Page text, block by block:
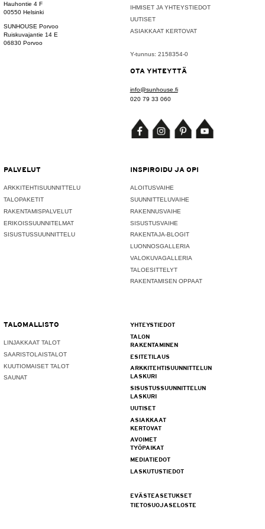
Hauhontie 4 F
00550 Helsinki
SUNHOUSE Porvoo
Ruiskuvajantie 14 E
06830 Porvoo
IHMISET JA YHTEYSTIEDOT
UUTISET
ASIAKKAAT KERTOVAT
Y-tunnus: 2158354-0
OTA YHTEYTTÄ
info@sunhouse.fi
020 79 33 060
PALVELUT
ARKKITEHTISUUNNITTELU
TALOPAKETIT
RAKENTAMISPALVELUT
ERIKOISSUUNNITELMAT
SISUSTUSSUUNNITTELU
INSPIROIDU JA OPI
ALOITUSVAIHE
SUUNNITTELUVAIHE
RAKENNUSVAIHE
SISUSTUSVAIHE
RAKENTAJA-BLOGIT
LUONNOSGALLERIA
VALOKUVAGALLERIA
TALOESITTELYT
RAKENTAMISEN OPPAAT
TALOMALLISTO
LINJAKKAAT TALOT
SAARISTOLAISTALOT
KUUTIOMAISET TALOT
SAUNAT
YHTEYSTIEDOT
TALON
RAKENTAMINEN
ESITETILAUS
ARKKITEHTISUUNNITTELUN
LASKURI
SISUSTUSSUUNNITTELUN
LASKURI
UUTISET
ASIAKKAAT
KERTOVAT
AVOIMET
TYÖPAIKAT
MEDIATIEDOT
LASKUTUSTIEDOT
EVÄSTEASETUKSET
TIETOSUOJASELOSTE